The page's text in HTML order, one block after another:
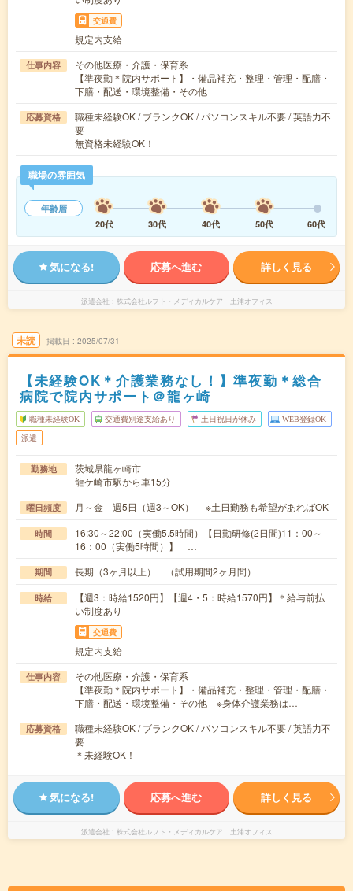
交通費
規定内支給
仕事内容
その他医療・介護・保育系
【準夜勤＊院内サポート】・備品補充・整理・管理・配膳・
下膳・配送・環境整備・その他
応募資格
職種未経験OK / ブランクOK / パソコンスキル不要 / 英語力不
要
無資格未経験OK！
職場の雰囲気
年齢層
20代
30代 40代 50代 60代
気になる! 応募へ進む 詳しく見る
派遣会社 株式会社ルフト・メディカルケア 土浦オフィス
未読 掲載日 2025/07/31
【未経験OK＊介護業務なし！】準夜勤＊総合
病院で院内サポート＠龍ヶ崎
職種未経験OK 交通費別途支給あり 土日祝日が休み WEB登録OK
派遣
勤務地
茨城県龍ヶ崎市
龍ケ崎市駅から車15分
曜日頻度 月～金 週5日（週3～OK） ※土日勤務も希望があればOK
時間
16:30～22:00（実働5.5時間）【日勤研修(2日間)11：00～
16：00（実働5時間）】 …
期間 長期（3ヶ月以上） （試用期間2ヶ月間）
時給
【週3：時給1520円】【週4・5：時給1570円】＊給与前払
い制度あり
交通費
規定内支給
仕事内容
その他医療・介護・保育系
【準夜勤＊院内サポート】・備品補充・整理・管理・配膳・
下膳・配送・環境整備・その他 ※身体介護業務は…
応募資格
職種未経験OK / ブランクOK / パソコンスキル不要 / 英語力不
要
＊未経験OK！
気になる! 応募へ進む 詳しく見る
派遣会社 株式会社ルフト・メディカルケア 土浦オフィス